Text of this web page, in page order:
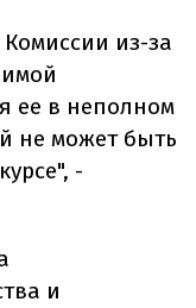
из-за
ее в неполном
не может быть
-
и